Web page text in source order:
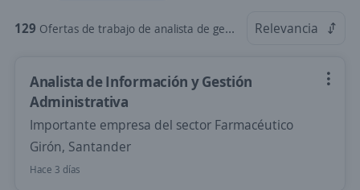
129 Ofertas de trabajo de analista de gestion en Girón, Santander Relevancia
Analista de Información y Gestión
Administrativa
Importante empresa del sector Farmacéutico
Girón, Santander
Hace 3 días